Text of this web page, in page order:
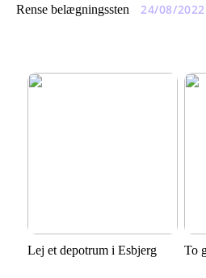
Rense belægningssten 24/08/2022
Lej et depotrum i Esbjerg To